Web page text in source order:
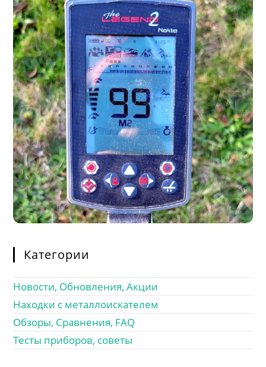
Категории
Новости, Обновления, Акции
Находки с металлоискателем
Обзоры, Сравнения, FAQ
Тесты приборов, советы